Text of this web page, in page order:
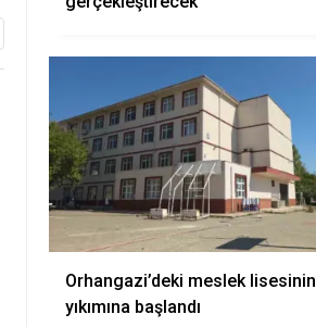
Orhangazi’deki meslek lisesinin
yıkımına başlandı